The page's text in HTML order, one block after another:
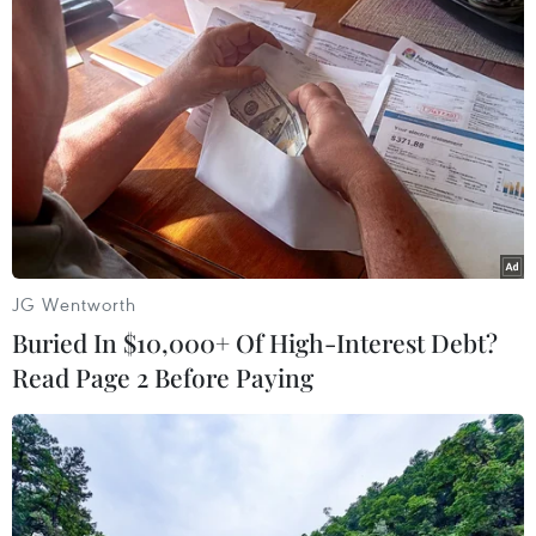
tài chính G-20 đã thành công với sự nhất trí của
tất cả các nước thành viên trong các mục tiêu
cải thiện tăng trưởng, đề xuất sáng kiến hạ tầng
toàn cầu, cải cách khu vực tài chính và hội nhập
thuế./.
(TTXVN/Vietnam+)
JG Wentworth
Buried In $10,000+ Of High-Interest Debt?
Read Page 2 Before Paying